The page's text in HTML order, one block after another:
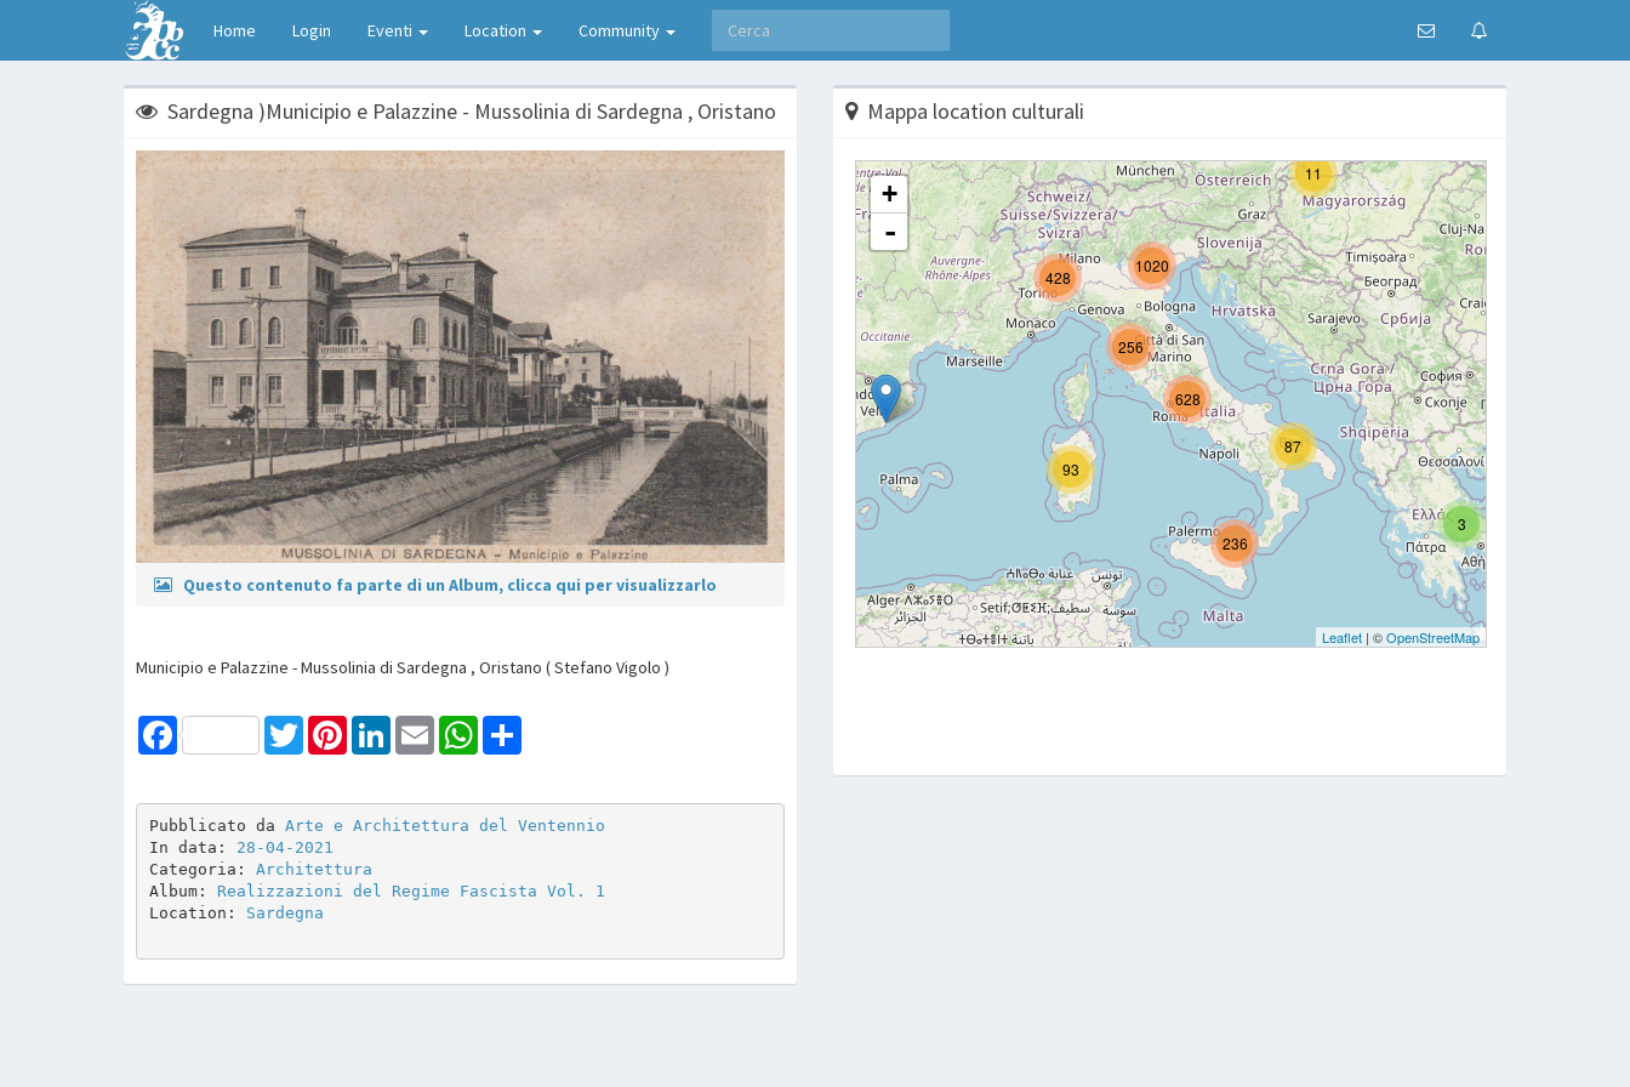
Home Login Eventi Location Community
Sardegna )Municipio e Palazzine - Mussolinia di Sardegna , Oristano
Questo contenuto fa parte di un Album, clicca qui per visualizzarlo
Municipio e Palazzine - Mussolinia di Sardegna , Oristano ( Stefano Vigolo )
Facebook TwitterPinterestLinkedInEmail WhatsApp
Pubblicato da Arte e Architettura del Ventennio
In data: 28-04-2021
Categoria: Architettura
Album: Realizzazioni del Regime Fascista Vol. 1
Location: Sardegna
Mappa location culturali